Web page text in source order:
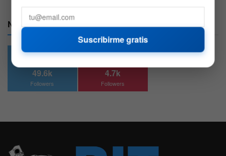
Nuestras Redes:
49.6k
Followers
4.7k
Followers
Suscribirme gratis